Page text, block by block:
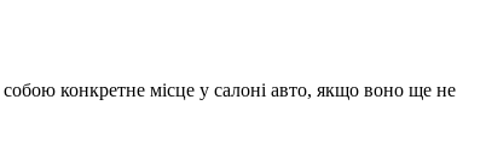
конкретне місце у салоні авто, якщо воно ще не